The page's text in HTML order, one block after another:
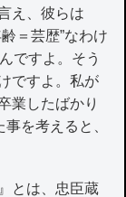
え、彼らは
＝芸歴”なわけ
ですよ。そう
ですよ。私が
業したばかり
を考えると、
とは、忠臣蔵